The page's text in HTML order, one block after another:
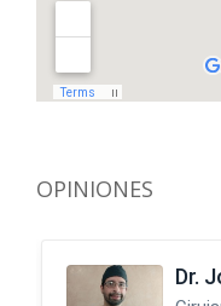
OPINIONES